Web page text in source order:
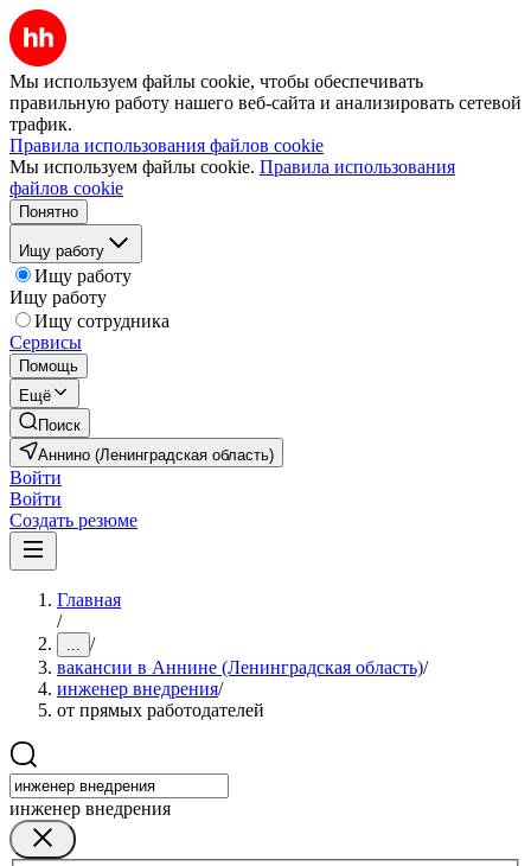
Мы используем файлы cookie, чтобы обеспечивать
правильную работу нашего веб-сайта и анализировать сетевой
трафик.
Правила использования файлов cookie
Мы используем файлы cookie. Правила использования
файлов cookie
Понятно
Ищу работу
Ищу работу
Ищу работу
Ищу сотрудника
Сервисы
Помощь
Ещё
Поиск
Аннино (Ленинградская область)
Войти
Войти
Создать резюме
Главная
/
... /
вакансии в Аннине (Ленинградская область)/
инженер внедрения/
от прямых работодателей
инженер внедрения